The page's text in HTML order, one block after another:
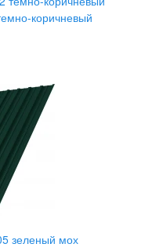
коричневый
зеленый мох